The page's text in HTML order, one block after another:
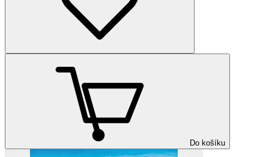
Do košíku